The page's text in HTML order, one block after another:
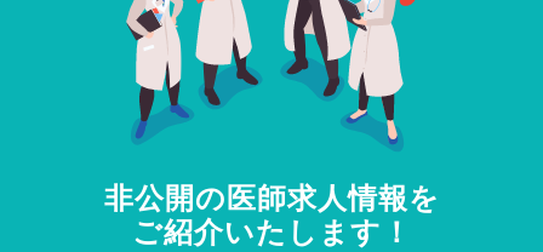
非公開の医師求人情報を
ご紹介いたします！